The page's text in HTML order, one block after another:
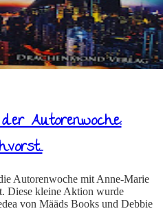
Autorenwoche:
Autorenwoche mit Anne-Marie
Diese kleine Aktion wurde
von Määds Books und Debbie